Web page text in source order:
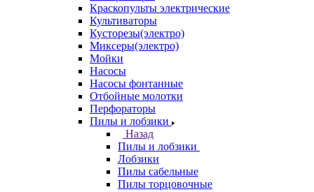
Краскопульты электрические
Культиваторы
Кусторезы(электро)
Миксеры(электро)
Мойки
Насосы
Насосы фонтанные
Отбойные молотки
Перфораторы
Пилы и лобзики
Назад
Пилы и лобзики
Лобзики
Пилы сабельные
Пилы торцовочные